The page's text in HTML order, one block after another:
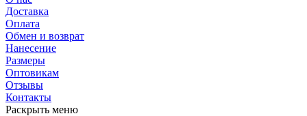
Доставка
Оплата
Обмен и возврат
Нанесение
Размеры
Оптовикам
Отзывы
Контакты
Раскрыть меню